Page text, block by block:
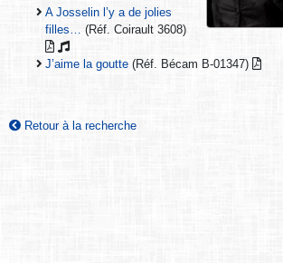
A Josselin l’y a de jolies
filles… (Réf. Coirault 3608)
J’aime la goutte (Réf. Bécam B-01347)
Retour à la recherche